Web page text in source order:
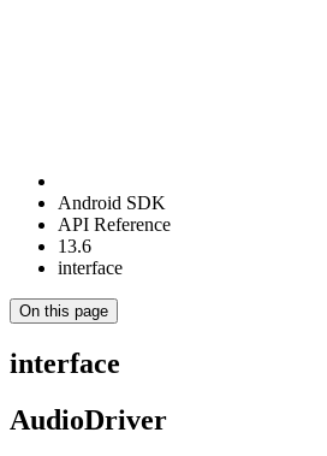
Android SDK
API Reference
13.6
interface
On this page
interface
AudioDriver